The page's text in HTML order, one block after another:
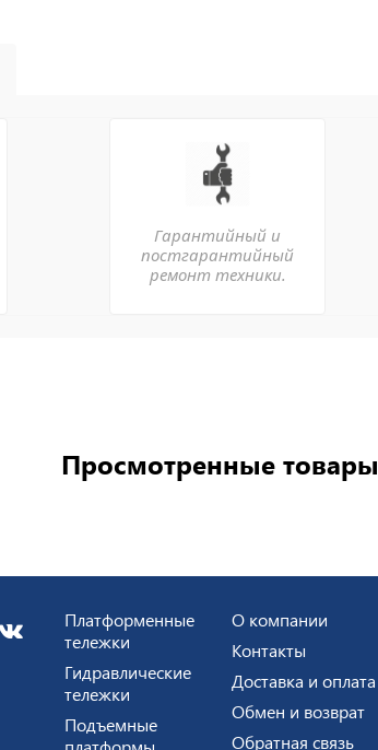
Гарантийный и
постгарантийный
ремонт техники.
Просмотренные товары
Платформенные
тележки
Гидравлические
тележки
Подъемные
О компании
Контакты
Доставка и оплата
Обмен и возврат
Обратная связь